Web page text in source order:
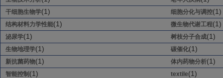
干细胞生物学(1) 细胞分化与调控(1)
结构材料力学性能(1) 微生物代谢工程(1)
泌尿学(1) 树枝分子合成(1)
生物地理学(1) 碳催化(1)
新抗菌药物(1) 体内药物分析(1)
智能控制 (1) textile(1)